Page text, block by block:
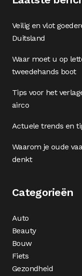
Veilig en vlot
Duitsland
Waar moet u op
tweedehands boot
Tips voor het
airco
Actuele trends en
Waarom je oude
denkt
Categorieën
Auto
Beauty
Bouw
Fiets
Gezondheid